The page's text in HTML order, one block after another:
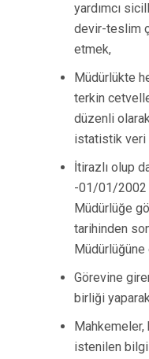
yardımcı
devir-teslim
etmek,
Müdürlükte
terkin
düzenli
istatistik veri
İtirazlı olup
-01/01/2002
Müdürlüğe
tarihinden
Görevine
birliği
Mahkemeler,
istenilen